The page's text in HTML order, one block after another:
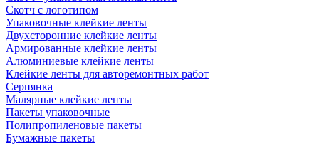
Скотч с логотипом
Упаковочные клейкие ленты
Двухсторонние клейкие ленты
Армированные клейкие ленты
Алюминиевые клейкие ленты
Клейкие ленты для авторемонтных работ
Серпянка
Малярные клейкие ленты
Пакеты упаковочные
Полипропиленовые пакеты
Бумажные пакеты